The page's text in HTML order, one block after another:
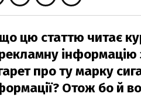
цю статтю читає
інформацію
про ту марку
Отож бо й